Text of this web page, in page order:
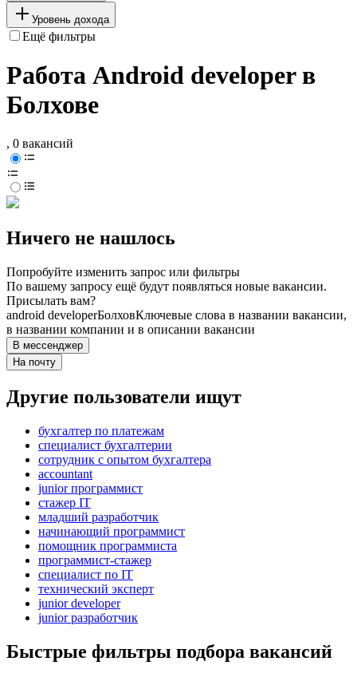
Уровень дохода
Ещё фильтры
Работа Android developer в
Болхове
, 0 вакансий
Ничего не нашлось
Попробуйте изменить запрос или фильтры
По вашему запросу ещё будут появляться новые вакансии.
Присылать вам?
android developerБолховКлючевые слова в названии вакансии,
в названии компании и в описании вакансии
В мессенджер
На почту
Другие пользователи ищут
бухгалтер по платежам
специалист бухгалтерии
сотрудник с опытом бухгалтера
accountant
junior программист
стажер IT
младший разработчик
начинающий программист
помощник программиста
программист-стажер
специалист по IT
технический эксперт
junior developer
junior разработчик
Быстрые фильтры подбора вакансий